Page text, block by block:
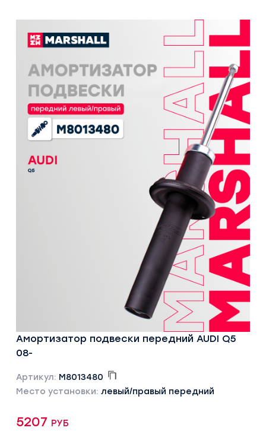
Амортизатор подвески передний AUDI Q5
08-
Артикул: M8013480
Место установки: левый/правый передний
5207 руб